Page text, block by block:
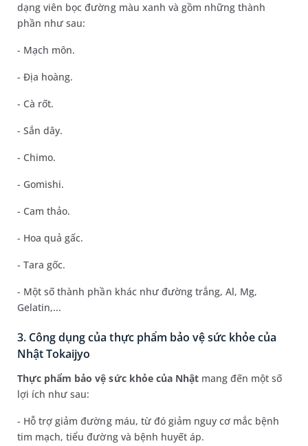
dạng viên bọc đường màu xanh và gồm những thành
phần như sau:
- Mạch môn.
- Địa hoàng.
- Cà rốt.
- Sắn dây.
- Chimo.
- Gomishi.
- Cam thảo.
- Hoa quả gấc.
- Tara gốc.
- Một số thành phần khác như đường trắng, Al, Mg,
Gelatin,...
3. Công dụng của thực phẩm bảo vệ sức khỏe của
Nhật Tokaijyo
Thực phẩm bảo vệ sức khỏe của Nhậtmang đến một số
lợi ích như sau:
- Hỗ trợ giảm đường máu, từ đó giảm nguy cơ mắc bệnh
tim mạch, tiểu đường và bệnh huyết áp.